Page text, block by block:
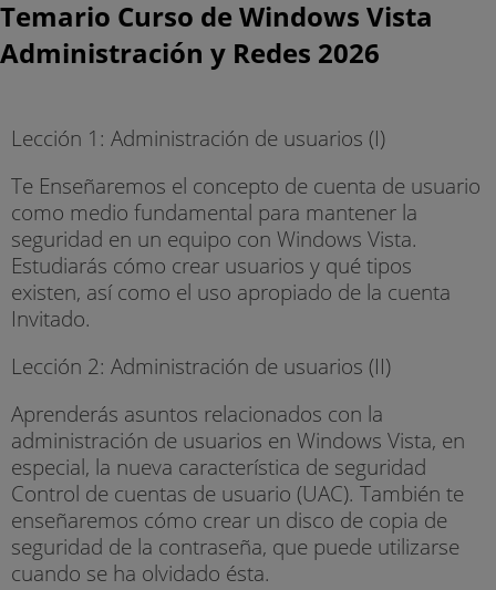
Temario Curso de Windows Vista
Administración y Redes 2026
Lección 1: Administración de usuarios (I)
Te Enseñaremos el concepto de cuenta de usuario
como medio fundamental para mantener la
seguridad en un equipo con Windows Vista.
Estudiarás cómo crear usuarios y qué tipos
existen, así como el uso apropiado de la cuenta
Invitado.
Lección 2: Administración de usuarios (II)
Aprenderás asuntos relacionados con la
administración de usuarios en Windows Vista, en
especial, la nueva característica de seguridad
Control de cuentas de usuario (UAC). También te
enseñaremos cómo crear un disco de copia de
seguridad de la contraseña, que puede utilizarse
cuando se ha olvidado ésta.